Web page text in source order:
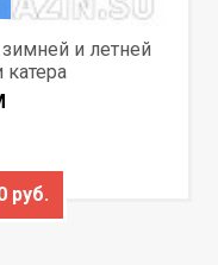
и летней
руб.